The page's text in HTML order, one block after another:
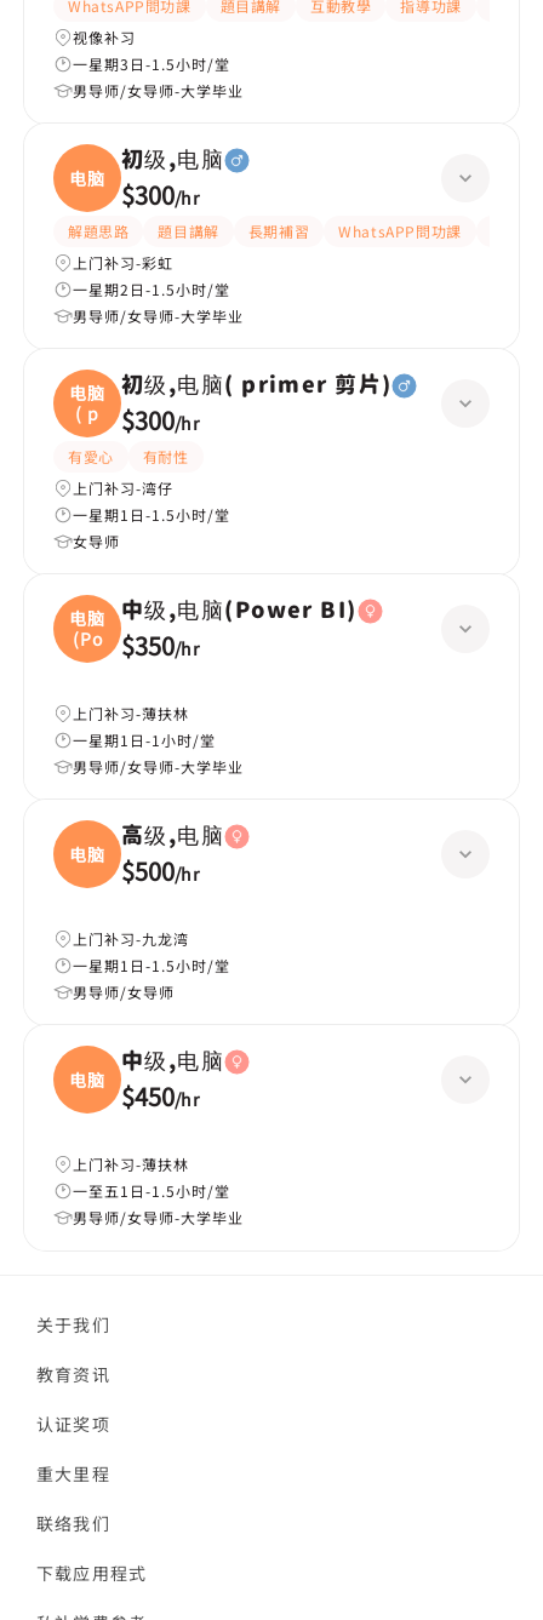
WhatsAPP問功課 題目講解 互動教學 指導功課
视像补习
一星期3日-1.5小时/堂
男导师/女导师-大学毕业
电脑
初级,电脑
$300/hr
解題思路 題目講解 長期補習 WhatsAPP問功課
上门补习-彩虹
一星期2日-1.5小时/堂
男导师/女导师-大学毕业
电脑
( p
初级,电脑( primer 剪片)
$300/hr
有愛心
有耐性
上门补习-湾仔
一星期1日-1.5小时/堂
女导师
电脑
(Po
中级,电脑(Power BI)
$350/hr
上门补习-薄扶林
一星期1日-1小时/堂
男导师/女导师-大学毕业
电脑
高级,电脑
$500/hr
上门补习-九龙湾
一星期1日-1.5小时/堂
男导师/女导师
电脑
中级,电脑
$450/hr
上门补习-薄扶林
一至五1日-1.5小时/堂
男导师/女导师-大学毕业
关于我们
教育资讯
认证奖项
重大里程
联络我们
下载应用程式